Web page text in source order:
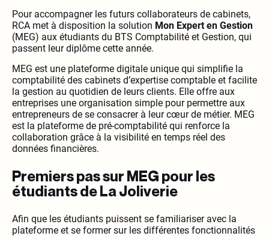
Pour accompagner les futurs collaborateurs de cabinets,
RCA met à disposition la solution Mon Expert en Gestion
(MEG) aux étudiants du BTS Comptabilité et Gestion, qui
passent leur diplôme cette année.
MEG est une plateforme digitale unique qui simplifie la
comptabilité des cabinets d’expertise comptable et facilite
la gestion au quotidien de leurs clients. Elle offre aux
entreprises une organisation simple pour permettre aux
entrepreneurs de se consacrer à leur cœur de métier. MEG
est la plateforme de pré-comptabilité qui renforce la
collaboration grâce à la visibilité en temps réel des
données financières.
Premiers pas sur MEG pour les
étudiants de La Joliverie
Afin que les étudiants puissent se familiariser avec la
plateforme et se former sur les différentes fonctionnalités